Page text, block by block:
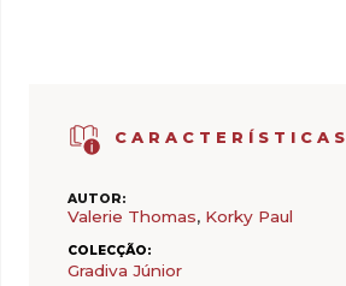
CARACTERÍSTICAS
AUTOR:
Valerie Thomas, Korky Paul
COLECÇÃO:
Gradiva Júnior